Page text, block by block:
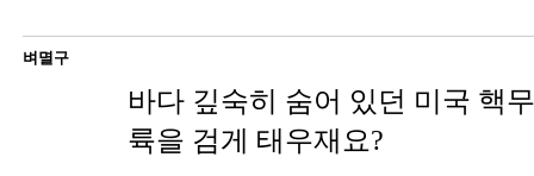
벼멸구
바다 깊숙히 숨어 있던 미국 핵
륙을 검게 태우재요?